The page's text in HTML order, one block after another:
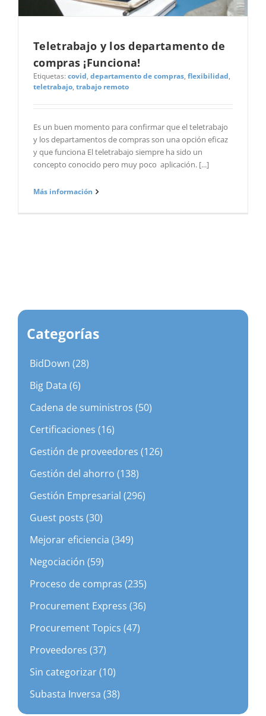
Teletrabajo y los departamento de
compras ¡Funciona!
Etiquetas: covid, departamento de compras, flexibilidad,
teletrabajo, trabajo remoto
Es un buen momento para confirmar que el teletrabajo
y los departamentos de compras son una opción eficaz
y que funciona El teletrabajo siempre ha sido un
concepto conocido pero muy poco aplicación. [...]
Más información
Categorías
BidDown (28)
Big Data (6)
Cadena de suministros (50)
Certificaciones (16)
Gestión de proveedores (126)
Gestión del ahorro (138)
Gestión Empresarial (296)
Guest posts (30)
Mejorar eficiencia (349)
Negociación (59)
Proceso de compras (235)
Procurement Express (36)
Procurement Topics (47)
Proveedores (37)
Sin categorizar (10)
Subasta Inversa (38)